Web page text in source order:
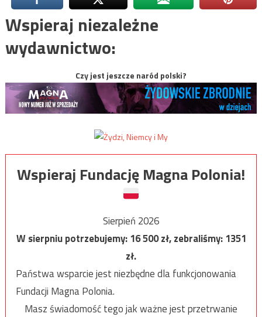
Wspieraj niezależne
wydawnictwo:
Czy jest jeszcze naród polski?
Wspieraj Fundację Magna Polonia!
Sierpień 2026
W sierpniu potrzebujemy:16 500zł, zebraliśmy:1351
zł.
Państwa wsparcie jest niezbędne dla funkcjonowania
Fundacji Magna Polonia.
Masz świadomość tego jak ważne jest przetrwanie